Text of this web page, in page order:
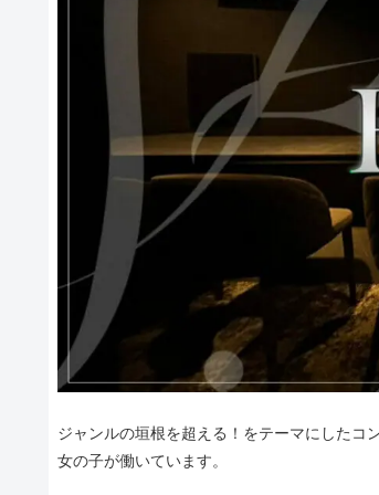
ジャンルの垣根を超える！をテーマにしたコ
女の子が働いています。